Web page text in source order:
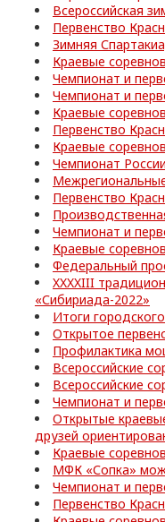
Всероссийская
Первенство
Зимняя
Краевые
Чемпионат и
Чемпионат и
Краевые
Первенство
Краевые
Чемпионат
Первенство
Чемпионат и
Краевые
Федеральный
XXXXIII
«Сибириада-2022»
Итоги
Открытое
Профилактика
Всероссийские
Всероссийские
Чемпионат и
Открытые
друзей
Краевые
МФК «Сопка»
Чемпионат и
Первенство